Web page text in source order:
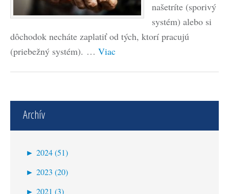
našetríte (sporivý
systém) alebo si
dôchodok necháte zaplatiť od tých, ktorí pracujú
(priebežný systém). … Viac
Archív
► 2024 (51)
► 2023 (20)
► 2021 (3)